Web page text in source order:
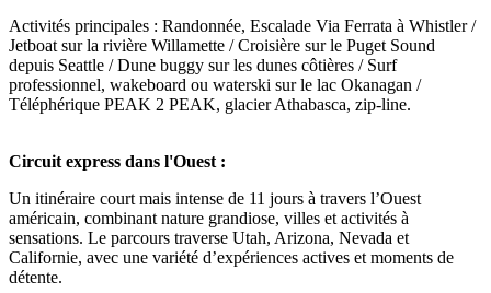
Activités principales : Randonnée, Escalade Via Ferrata à Whistler /
Jetboat sur la rivière Willamette / Croisière sur le Puget Sound
depuis Seattle / Dune buggy sur les dunes côtières / Surf
professionnel, wakeboard ou waterski sur le lac Okanagan /
Téléphérique PEAK 2 PEAK, glacier Athabasca, zip-line.
Circuit express dans l'Ouest :
Un itinéraire court mais intense de 11 jours à travers l’Ouest
américain, combinant nature grandiose, villes et activités à
sensations. Le parcours traverse Utah, Arizona, Nevada et
Californie, avec une variété d’expériences actives et moments de
détente.